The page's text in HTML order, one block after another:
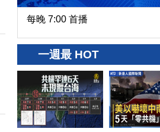
每晚 7:00 首播
一週最 HOT